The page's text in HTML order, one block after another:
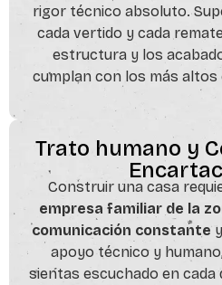
rigor técnico absoluto.
cada vertido y cada
estructura y los
cumplan con los más altos
Trato humano y
Construir una casa
empresa familiar de la
comunicación constantey
apoyo técnico y
sientas escuchado en